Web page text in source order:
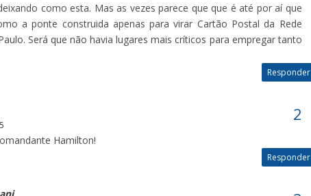
como esta. Mas as vezes parece que que é até por aí que
a ponte construida apenas para virar Cartão Postal da Rede
Será que não havia lugares mais críticos para empregar tanto
Responder
Hamilton!
Responder